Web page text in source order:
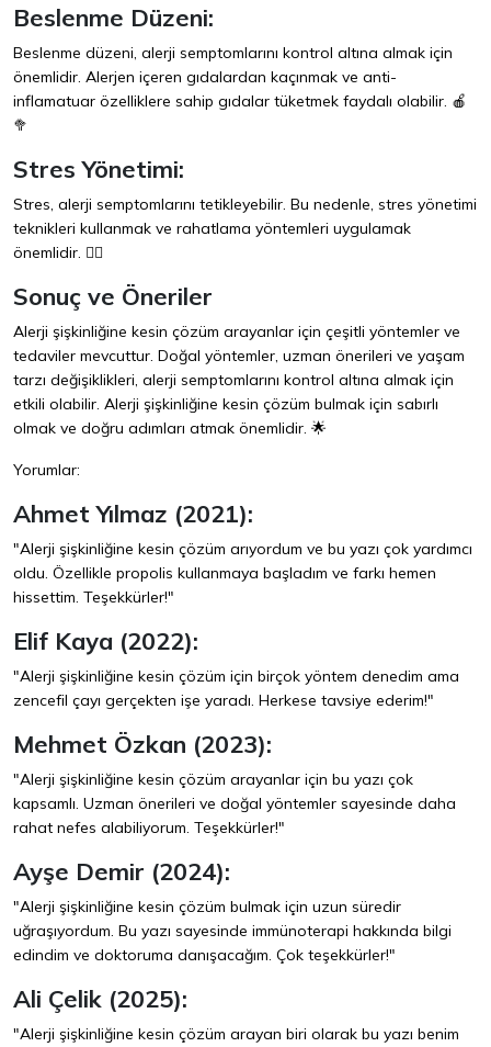
Beslenme Düzeni:
Beslenme düzeni, alerji semptomlarını kontrol altına almak için
önemlidir. Alerjen içeren gıdalardan kaçınmak ve anti-
inflamatuar özelliklere sahip gıdalar tüketmek faydalı olabilir. 🍎
🥦
Stres Yönetimi:
Stres, alerji semptomlarını tetikleyebilir. Bu nedenle, stres yönetimi
teknikleri kullanmak ve rahatlama yöntemleri uygulamak
önemlidir. 🧘‍♀️
Sonuç ve Öneriler
Alerji şişkinliğine kesin çözüm arayanlar için çeşitli yöntemler ve
tedaviler mevcuttur. Doğal yöntemler, uzman önerileri ve yaşam
tarzı değişiklikleri, alerji semptomlarını kontrol altına almak için
etkili olabilir. Alerji şişkinliğine kesin çözüm bulmak için sabırlı
olmak ve doğru adımları atmak önemlidir. 🌟
Yorumlar:
Ahmet Yılmaz (2021):
"Alerji şişkinliğine kesin çözüm arıyordum ve bu yazı çok yardımcı
oldu. Özellikle propolis kullanmaya başladım ve farkı hemen
hissettim. Teşekkürler!"
Elif Kaya (2022):
"Alerji şişkinliğine kesin çözüm için birçok yöntem denedim ama
zencefil çayı gerçekten işe yaradı. Herkese tavsiye ederim!"
Mehmet Özkan (2023):
"Alerji şişkinliğine kesin çözüm arayanlar için bu yazı çok
kapsamlı. Uzman önerileri ve doğal yöntemler sayesinde daha
rahat nefes alabiliyorum. Teşekkürler!"
Ayşe Demir (2024):
"Alerji şişkinliğine kesin çözüm bulmak için uzun süredir
uğraşıyordum. Bu yazı sayesinde immünoterapi hakkında bilgi
edindim ve doktoruma danışacağım. Çok teşekkürler!"
Ali Çelik (2025):
"Alerji şişkinliğine kesin çözüm arayan biri olarak bu yazı benim